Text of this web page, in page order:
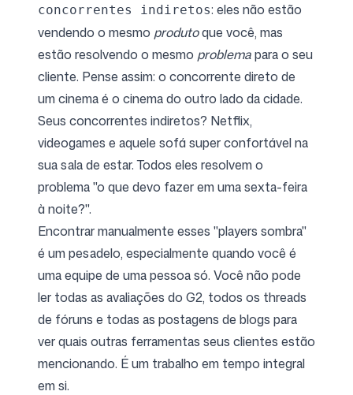
concorrentes indiretos: eles não estão
vendendo o mesmo produtoque você, mas
estão resolvendo o mesmo problemapara o seu
cliente. Pense assim: o concorrente direto de
um cinema é o cinema do outro lado da cidade.
Seus concorrentes indiretos? Netflix,
videogames e aquele sofá super confortável na
sua sala de estar. Todos eles resolvem o
problema "o que devo fazer em uma sexta-feira
à noite?".
Encontrar manualmente esses "players sombra"
é um pesadelo, especialmente quando você é
uma equipe de uma pessoa só. Você não pode
ler todas as avaliações do G2, todos os threads
de fóruns e todas as postagens de blogs para
ver quais outras ferramentas seus clientes estão
mencionando. É um trabalho em tempo integral
em si.